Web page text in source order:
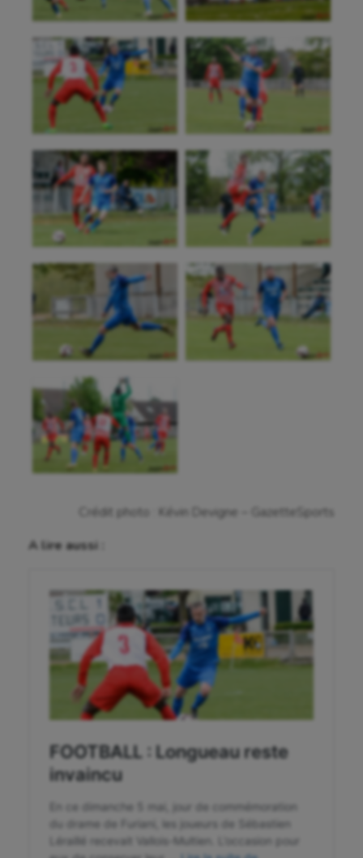
Haltérophilie
Handisport
Hippisme
Jeux Olympiques et Paralympiques
Kayak-polo
Korfbal
Longue paume
Moto
Natation
Natation artistique
Omnisports
Outdoor
Paddle
Parkour
Patinage artistique
Roller-derby
Sarbacane
Sauvetage sportif
Sport adapté
Sport santé
Sport-santé
Crédit photo : Kévin Devigne – GazetteSports
A lire aussi :